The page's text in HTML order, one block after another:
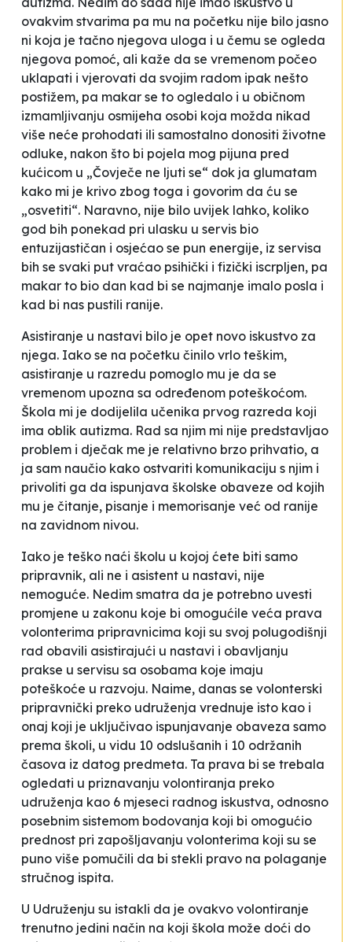
ovakvim stvarima pa mu na početku nije bilo jasno
ni koja je tačno njegova uloga i u čemu se ogleda
njegova pomoć, ali kaže da se vremenom počeo
uklapati i vjerovati da svojim radom ipak nešto
postižem, pa makar se to ogledalo i u običnom
izmamljivanju osmijeha osobi koja možda nikad
više neće prohodati ili samostalno donositi životne
odluke, nakon što bi pojela mog pijuna pred
kućicom u „Čovječe ne ljuti se“ dok ja glumatam
kako mi je krivo zbog toga i govorim da ću se
„osvetiti“. Naravno, nije bilo uvijek lahko, koliko
god bih ponekad pri ulasku u servis bio
entuzijastičan i osjećao se pun energije, iz servisa
bih se svaki put vraćao psihički i fizički iscrpljen, pa
makar to bio dan kad bi se najmanje imalo posla i
kad bi nas pustili ranije.
Asistiranje u nastavi bilo je opet novo iskustvo za
njega. Iako se na početku činilo vrlo teškim,
asistiranje u razredu pomoglo mu je da se
vremenom upozna sa određenom poteškoćom.
Škola mi je dodijelila učenika prvog razreda koji
ima oblik autizma. Rad sa njim mi nije predstavljao
problem i dječak me je relativno brzo prihvatio, a
ja sam naučio kako ostvariti komunikaciju s njim i
privoliti ga da ispunjava školske obaveze od kojih
mu je čitanje, pisanje i memorisanje već od ranije
na zavidnom nivou.
Iako je teško naći školu u kojoj ćete biti samo
pripravnik, ali ne i asistent u nastavi, nije
nemoguće. Nedim smatra da je potrebno uvesti
promjene u zakonu koje bi omogućile veća prava
volonterima pripravnicima koji su svoj polugodišnji
rad obavili asistirajući u nastavi i obavljanju
prakse u servisu sa osobama koje imaju
poteškoće u razvoju. Naime, danas se volonterski
pripravnički preko udruženja vrednuje isto kao i
onaj koji je uključivao ispunjavanje obaveza samo
prema školi, u vidu 10 odslušanih i 10 održanih
časova iz datog predmeta. Ta prava bi se trebala
ogledati u priznavanju volontiranja preko
udruženja kao 6 mjeseci radnog iskustva, odnosno
posebnim sistemom bodovanja koji bi omogućio
prednost pri zapošljavanju volonterima koji su se
puno više pomučili da bi stekli pravo na polaganje
stručnog ispita.
U Udruženju su istakli da je ovakvo volontiranje
trenutno jedini način na koji škola može doći do